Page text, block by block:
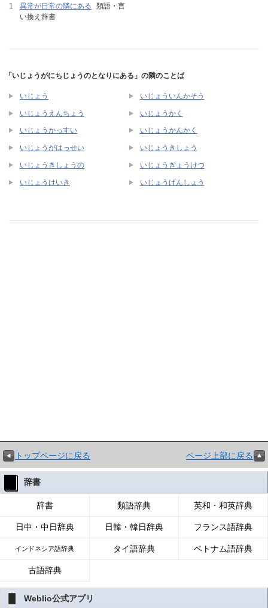
異常が日常の隣にある
類語・言
い換え辞書
「いじょうがにちじょうのとなりにある」の隣のことば
いじょう いじょういんかそう
いじょうえんちょう いじょうかく
いじょうかっすい いじょうかんかく
いじょうがはっせい いじょうきしょう
いじょうきしょうの いじょうぎょうけつ
いじょうけいき いじょうげんしょう
トップページに戻る ページ上部に戻る
辞書
辞書 類語辞典 英和・和英辞典
日中・中日辞典 日韓・韓日辞典 フランス語辞典
インドネシア語辞典 タイ語辞典 ベトナム語辞典
古語辞典
Weblio公式アプリ